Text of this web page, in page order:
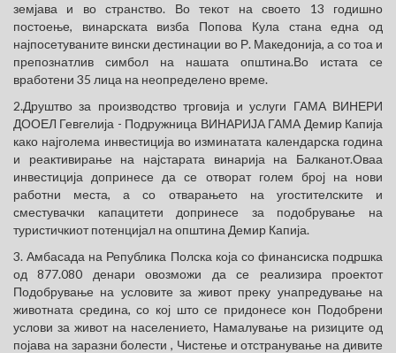
земјава и во странство. Во текот на своето 13 годишно
постоење, винарската визба Попова Кула стана една од
најпосетуваните вински дестинации во Р. Македонија, а со тоа и
препознатлив симбол на нашата општина.Во истата се
вработени 35 лица на неопределено време.
2.Друштво за производство трговија и услуги ГАМА ВИНЕРИ
ДООЕЛ Гевгелија - Подружница ВИНАРИЈА ГАМА Демир Капија
како најголема инвестиција во изминатата календарска година
и реактивирање на најстарата винарија на Балканот.Оваа
инвестиција допринесе да се отворат голем број на нови
работни места, а со отварањето на угостителските и
сместувачки капацитети допринесе за подобрување на
туристичкиот потенцијал на општина Демир Капија.
3. Амбасада на Република Полска која со финансиска подршка
од 877.080 денари овозможи да се реализира проектот
Подобрување на условите за живот преку унапредување на
животната средина, со кој што се придонесе кон Подобрени
услови за живот на населението, Намалување на ризиците од
појава на заразни болести , Чистење и отстранување на дивите